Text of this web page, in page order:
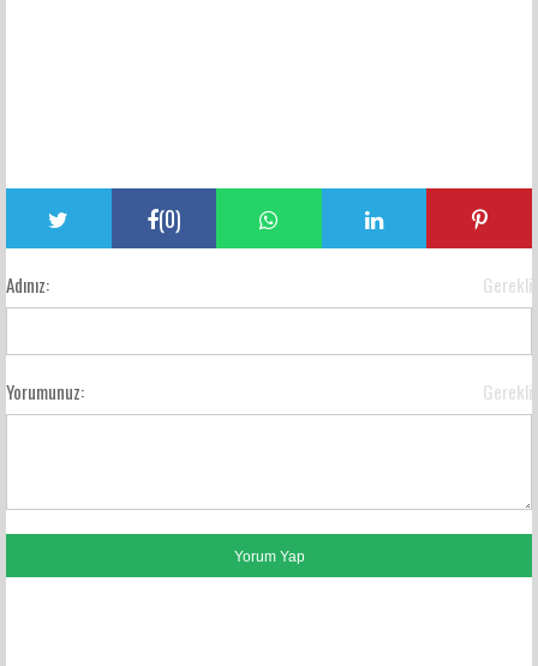
(0)
Adınız: Gerekli
Yorumunuz: Gerekli